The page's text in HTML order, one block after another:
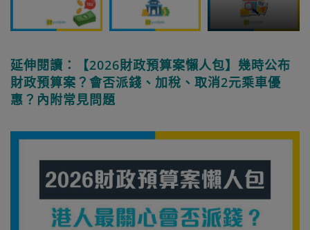
延伸閱讀：【2026財政預算案懶人包】幾時公布
財政預算案？會否派錢、加稅、取消2元乘車優
惠？內附常見問題